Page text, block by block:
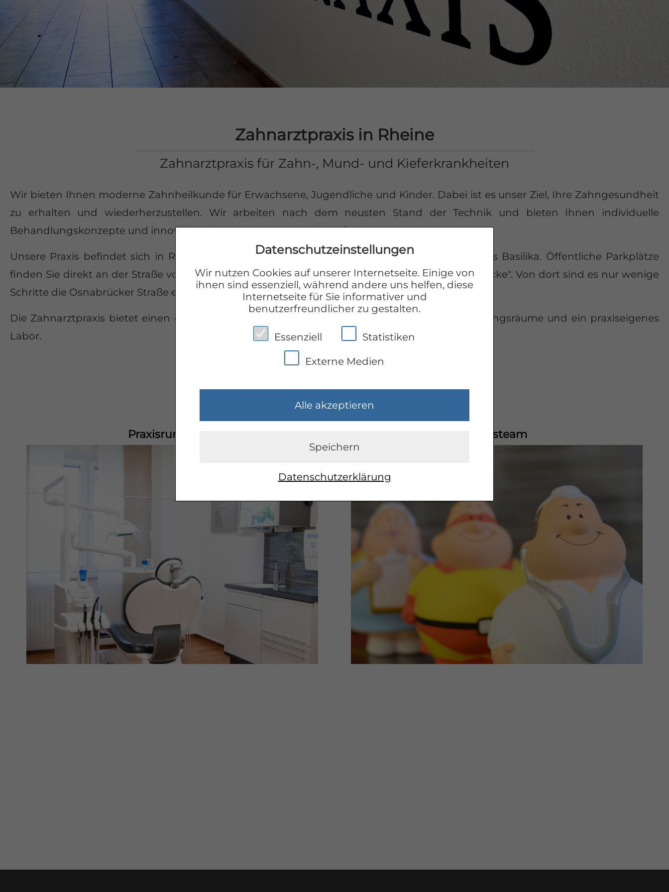
Zahnarztpraxis in Rheine
Zahnarztpraxis für Zahn-, Mund- und Kieferkrankheiten
Wir bieten Ihnen moderne Zahnheilkunde für Erwachsene, Jugendliche und Kinder. Dabei ist es unser Ziel, Ihre Zahngesundheit
zu erhalten und wiederherzustellen. Wir arbeiten nach dem neusten Stand der Technik und bieten Ihnen individuelle
Behandlungskonzepte und innovative Diagnose- und Therapieverfahren an.
Unsere Praxis befindet sich in Rheine an der Osnabrücker Strasse gegenüber der St. Antonius Basilika. Öffentliche Parkplätze
finden Sie direkt an der Straße vor der Praxis. Mit dem Bus fahren Sie bis zur Haltestelle "Hues-Ecke". Von dort sind es nur wenige
Schritte die Osnabrücker Straße entlang.
Die Zahnarztpraxis bietet einen großzügigen Eingangs- und Wartebereich, mehrere Behandlungsräume und ein praxiseigenes
Labor.
Praxisrundgang Praxisteam
Datenschutzeinstellungen
Wir nutzen Cookies auf unserer Internetseite. Einige von
ihnen sind essenziell, während andere uns helfen, diese
Internetseite für Sie informativer und
benutzerfreundlicher zu gestalten.
Essenziell Statistiken
Externe Medien
Alle akzeptieren
Speichern
Datenschutzerklärung